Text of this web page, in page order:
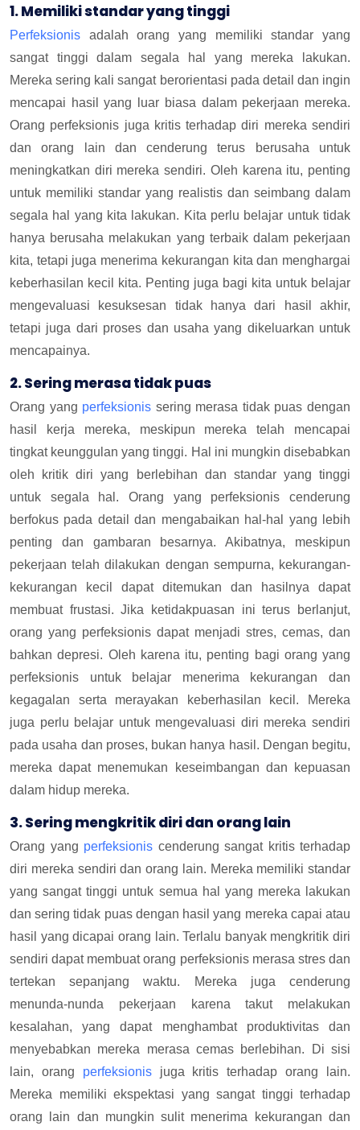
1. Memiliki standar yang tinggi
Perfeksionis adalah orang yang memiliki standar yang
sangat tinggi dalam segala hal yang mereka lakukan.
Mereka sering kali sangat berorientasi pada detail dan ingin
mencapai hasil yang luar biasa dalam pekerjaan mereka.
Orang perfeksionis juga kritis terhadap diri mereka sendiri
dan orang lain dan cenderung terus berusaha untuk
meningkatkan diri mereka sendiri. Oleh karena itu, penting
untuk memiliki standar yang realistis dan seimbang dalam
segala hal yang kita lakukan. Kita perlu belajar untuk tidak
hanya berusaha melakukan yang terbaik dalam pekerjaan
kita, tetapi juga menerima kekurangan kita dan menghargai
keberhasilan kecil kita. Penting juga bagi kita untuk belajar
mengevaluasi kesuksesan tidak hanya dari hasil akhir,
tetapi juga dari proses dan usaha yang dikeluarkan untuk
mencapainya.
2. Sering merasa tidak puas
Orang yang perfeksionis sering merasa tidak puas dengan
hasil kerja mereka, meskipun mereka telah mencapai
tingkat keunggulan yang tinggi. Hal ini mungkin disebabkan
oleh kritik diri yang berlebihan dan standar yang tinggi
untuk segala hal. Orang yang perfeksionis cenderung
berfokus pada detail dan mengabaikan hal-hal yang lebih
penting dan gambaran besarnya. Akibatnya, meskipun
pekerjaan telah dilakukan dengan sempurna, kekurangan-
kekurangan kecil dapat ditemukan dan hasilnya dapat
membuat frustasi. Jika ketidakpuasan ini terus berlanjut,
orang yang perfeksionis dapat menjadi stres, cemas, dan
bahkan depresi. Oleh karena itu, penting bagi orang yang
perfeksionis untuk belajar menerima kekurangan dan
kegagalan serta merayakan keberhasilan kecil. Mereka
juga perlu belajar untuk mengevaluasi diri mereka sendiri
pada usaha dan proses, bukan hanya hasil. Dengan begitu,
mereka dapat menemukan keseimbangan dan kepuasan
dalam hidup mereka.
3. Sering mengkritik diri dan orang lain
Orang yang perfeksionis cenderung sangat kritis terhadap
diri mereka sendiri dan orang lain. Mereka memiliki standar
yang sangat tinggi untuk semua hal yang mereka lakukan
dan sering tidak puas dengan hasil yang mereka capai atau
hasil yang dicapai orang lain. Terlalu banyak mengkritik diri
sendiri dapat membuat orang perfeksionis merasa stres dan
tertekan sepanjang waktu. Mereka juga cenderung
menunda-nunda pekerjaan karena takut melakukan
kesalahan, yang dapat menghambat produktivitas dan
menyebabkan mereka merasa cemas berlebihan. Di sisi
lain, orang perfeksionisjuga kritis terhadap orang lain.
Mereka memiliki ekspektasi yang sangat tinggi terhadap
orang lain dan mungkin sulit menerima kekurangan dan